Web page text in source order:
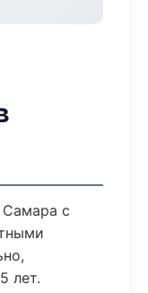
Самара с
лет.